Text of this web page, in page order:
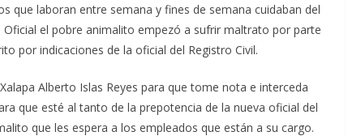
que laboran entre semana y fines de semana cuidaban del
el pobre animalito empezó a sufrir maltrato por parte
por indicaciones de la oficial del Registro Civil.
Alberto Islas Reyes para que tome nota e interceda
que esté al tanto de la prepotencia de la nueva oficial del
que les espera a los empleados que están a su cargo.